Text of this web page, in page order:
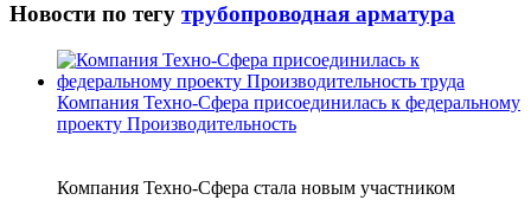
Новости по тегу трубопроводная арматура
Компания Техно-Сфера присоединилась к федеральному
проекту Производительность
Компания Техно-Сфера стала новым участником